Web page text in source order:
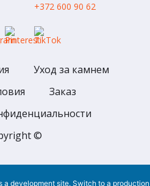
+372 600 90 62
Уход за камнем
Заказ
©
a development site. Switch to a production